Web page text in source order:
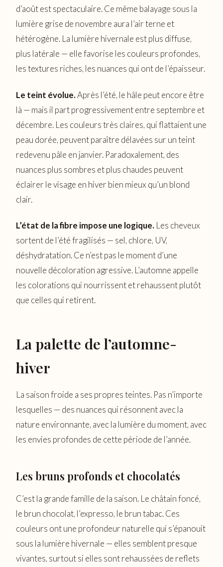
d’août est spectaculaire. Ce même balayage sous la
lumière grise de novembre aura l’air terne et
hétérogène. La lumière hivernale est plus diffuse,
plus latérale — elle favorise les couleurs profondes,
les textures riches, les nuances qui ont de l’épaisseur.
Le teint évolue.Après l’été, le hâle peut encore être
là — mais il part progressivement entre septembre et
décembre. Les couleurs très claires, qui flattaient une
peau dorée, peuvent paraître délavées sur un teint
redevenu pâle en janvier. Paradoxalement, des
nuances plus sombres et plus chaudes peuvent
éclairer le visage en hiver bien mieux qu’un blond
clair.
L’état de la fibre impose une logique. Les cheveux
sortent de l’été fragilisés — sel, chlore, UV,
déshydratation. Ce n’est pas le moment d’une
nouvelle décoloration agressive. L’automne appelle
les colorations qui nourrissent et rehaussent plutôt
que celles qui retirent.
La palette de l’automne-
hiver
La saison froide a ses propres teintes. Pas n’importe
lesquelles — des nuances qui résonnent avec la
nature environnante, avec la lumière du moment, avec
les envies profondes de cette période de l’année.
Les bruns profonds et chocolatés
C’est la grande famille de la saison. Le châtain foncé,
le brun chocolat, l’expresso, le brun tabac. Ces
couleurs ont une profondeur naturelle qui s’épanouit
sous la lumière hivernale — elles semblent presque
vivantes, surtout si elles sont rehaussées de reflets